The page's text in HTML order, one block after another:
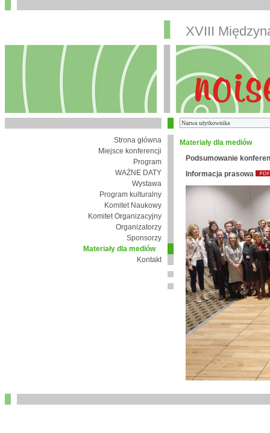
XVIII
Strona główna
Miejsce konferencji
Program
WAŻNE DATY
Wystawa
Program kulturalny
Komitet Naukowy
Komitet Organizacyjny
Organizatorzy
Sponsorzy
Materiały dla mediów
Kontakt
Materiały dla mediów
Podsumowanie
Informacja prasowa